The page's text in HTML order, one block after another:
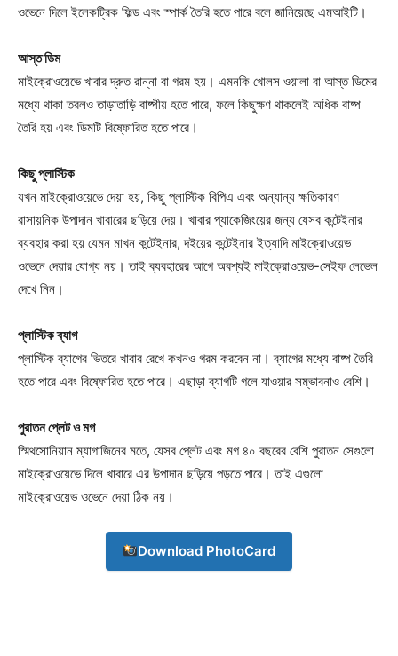
ওভেনে দিলে ইলেকট্রিক ফিল্ড এবং স্পার্ক তৈরি হতে পারে বলে জানিয়েছে এমআইটি।
আস্ত ডিম
মাইক্রোওয়েভে খাবার দ্রুত রান্না বা গরম হয়। এমনকি খোলস ওয়ালা বা আস্ত ডিমের
মধ্যে থাকা তরলও তাড়াতাড়ি বাষ্পীয় হতে পারে, ফলে কিছুক্ষণ থাকলেই অধিক বাষ্প
তৈরি হয় এবং ডিমটি বিষ্ফোরিত হতে পারে।
কিছু প্লাস্টিক
যখন মাইক্রোওয়েভে দেয়া হয়, কিছু প্লাস্টিক বিপিএ এবং অন্যান্য ক্ষতিকারণ
রাসায়নিক উপাদান খাবারের ছড়িয়ে দেয়। খাবার প্যাকেজিংয়ের জন্য যেসব কন্টেইনার
ব্যবহার করা হয় যেমন মাখন কন্টেইনার, দইয়ের কন্টেইনার ইত্যাদি মাইক্রোওয়েভ
ওভেনে দেয়ার যোগ্য নয়। তাই ব্যবহারের আগে অবশ্যই মাইক্রোওয়েভ-সেইফ লেভেল
দেখে নিন।
প্লাস্টিক ব্যাগ
প্লাস্টিক ব্যাগের ভিতরে খাবার রেখে কখনও গরম করবেন না। ব্যাগের মধ্যে বাষ্প তৈরি
হতে পারে এবং বিষ্ফোরিত হতে পারে। এছাড়া ব্যাগটি গলে যাওয়ার সম্ভাবনাও বেশি।
পুরাতন প্লেট ও মগ
স্মিথসোনিয়ান ম্যাগাজিনের মতে, যেসব প্লেট এবং মগ ৪০ বছরের বেশি পুরাতন সেগুলো
মাইক্রোওয়েভে দিলে খাবারে এর উপাদান ছড়িয়ে পড়তে পারে। তাই এগুলো
মাইক্রোওয়েভ ওভেনে দেয়া ঠিক নয়।
Download PhotoCard